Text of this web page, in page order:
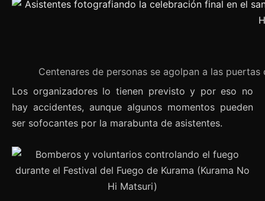
Centenares de personas se agolpan a las
Los organizadores lo tienen previsto y por eso no
hay accidentes, aunque algunos momentos pueden
ser sofocantes por la marabunta de asistentes.